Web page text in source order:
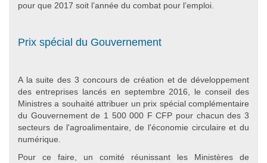
pour que 2017 soit l’année du combat pour l’emploi.
Prix spécial du Gouvernement
A la suite des 3 concours de création et de développement
des entreprises lancés en septembre 2016, le conseil des
Ministres a souhaité attribuer un prix spécial complémentaire
du Gouvernement de 1 500 000 F CFP pour chacun des 3
secteurs de l'agroalimentaire, de l'économie circulaire et du
numérique.
Pour ce faire, un comité réunissant les Ministères de